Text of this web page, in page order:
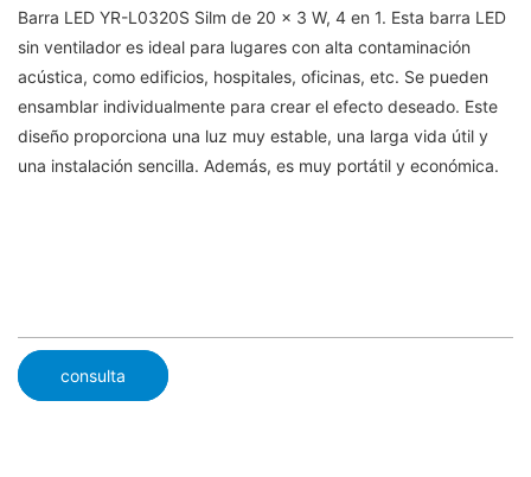
Barra LED YR-L0320S Silm de 20 x 3 W, 4 en 1. Esta barra LED
sin ventilador es ideal para lugares con alta contaminación
acústica, como edificios, hospitales, oficinas, etc. Se pueden
ensamblar individualmente para crear el efecto deseado. Este
diseño proporciona una luz muy estable, una larga vida útil y
una instalación sencilla. Además, es muy portátil y económica.
consulta